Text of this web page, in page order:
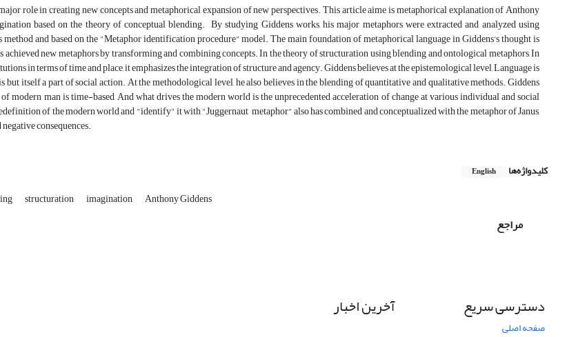
role in creating new concepts and metaphorical expansion of new perspectives. This article aime is metaphorical explanation of Anthony
based on the theory of conceptual blending. By studying Giddens works, his major metaphors were extracted and analyzed using
and based on the "Metaphor identification procedure" model. The main foundation of metaphorical language in Giddens's thought is
achieved new metaphors by transforming and combining concepts. In the theory of structuration using blending and ontological metaphors, In
in terms of time and place, it emphasizes the integration of structure and agency. Giddens believes at the epistemological level, Language is
but itself a part of social action. At the methodological level, he also believes in the blending of quantitative and qualitative methods. Giddens
modern man is time-based, And what drives the modern world is the unprecedented acceleration of change at various individual and social
of the modern world and "identify" it with "Juggernaut metaphor" also has combined and conceptualized with the metaphor of Janus,
consequences.
کلیدواژه‌ها English
structuration imagination Anthony Giddens
مراجع
دسترسی سریع
صفحه اصلی
آخرین اخبار